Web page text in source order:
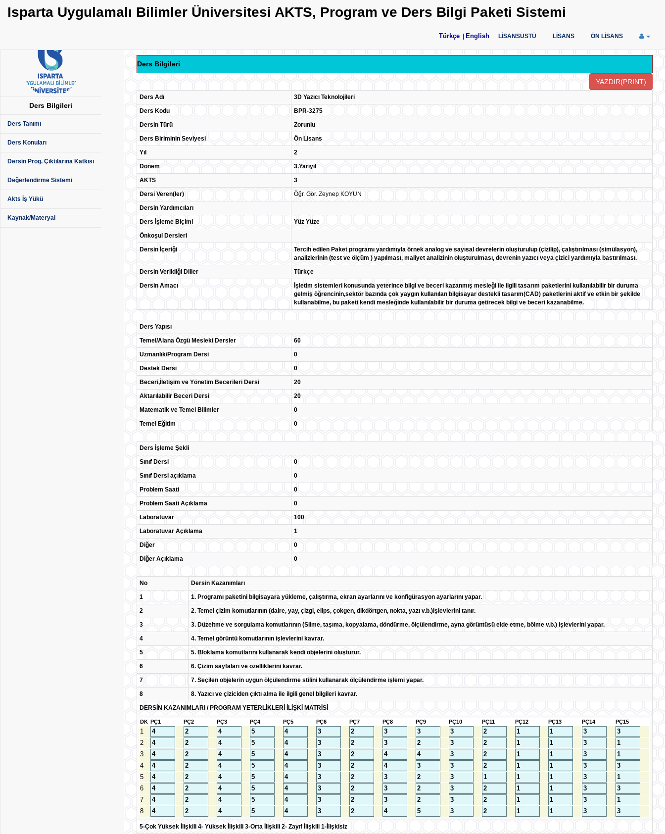
Isparta Uygulamalı Bilimler Üniversitesi AKTS, Program ve Ders Bilgi Paketi Sistemi
Türkçe English LİSANSÜSTÜ LİSANS ÖN LİSANS
Ders Bilgileri
Ders Tanımı
Ders Konuları
Dersin Prog. Çıktılarına Katkısı
Değerlendirme Sistemi
Akts İş Yükü
Kaynak/Materyal
Ders Bilgileri
Ders Adı
3D Yazıcı Teknolojileri
Ders Kodu
BPR-3275
Dersin Türü
Zorunlu
Ders Biriminin Seviyesi
Ön Lisans
Yıl
2
Dönem
3.Yarıyıl
AKTS
3
Dersi Veren(ler)
Öğr. Gör. Zeynep KOYUN
Dersin Yardımcıları
Ders İşleme Biçimi
Yüz Yüze
Önkoşul Dersleri
Dersin İçeriği
Tercih edilen Paket programı yardımıyla örnek analog ve sayısal devrelerin oluşturulup (çizilip), çalıştırılması (simülasyon),
analizlerinin (test ve ölçüm ) yapılması, maliyet analizinin oluşturulması, devrenin yazıcı veya çizici yardımıyla bastırılması.
Dersin Verildiği Diller
Türkçe
Dersin Amacı
İşletim sistemleri konusunda yeterince bilgi ve beceri kazanmış mesleği ile ilgili tasarım paketlerini kullanılabilir bir duruma
gelmiş öğrencinin,sektör bazında çok yaygın kullanılan bilgisayar destekli tasarım(CAD) paketlerini aktif ve etkin bir şekilde
kullanabilme, bu paketi kendi mesleğinde kullanılabilir bir duruma getirecek bilgi ve beceri kazanabilme.
Ders Yapısı
Temel/Alana Özgü Mesleki Dersler
60
Uzmanlık/Program Dersi
0
Destek Dersi
0
Beceri,İletişim ve Yönetim Becerileri Dersi
20
Aktarılabilir Beceri Dersi
20
Matematik ve Temel Bilimler
0
Temel Eğitim
0
Ders İşleme Şekli
Sınıf Dersi
0
Sınıf Dersi açıklama
0
Problem Saati
0
Problem Saati Açıklama
0
Laboratuvar
100
Laboratuvar Açıklama
1
Diğer
0
Diğer Açıklama
0
No
Dersin Kazanımları
1
1. Programı paketini bilgisayara yükleme, çalıştırma, ekran ayarlarını ve konfigürasyon ayarlarını yapar.
2
2. Temel çizim komutlarının (daire, yay, çizgi, elips, çokgen, dikdörtgen, nokta, yazı v.b.)işlevlerini tanır.
3
3. Düzeltme ve sorgulama komutlarının (Silme, taşıma, kopyalama, döndürme, ölçülendirme, ayna görüntüsü elde etme, bölme v.b.) işlevlerini yapar.
4
4. Temel görüntü komutlarının işlevlerini kavrar.
5
5. Bloklama komutlarını kullanarak kendi objelerini oluşturur.
6
6. Çizim sayfaları ve özelliklerini kavrar.
7
7. Seçilen objelerin uygun ölçülendirme stilini kullanarak ölçülendirme işlemi yapar.
8
8. Yazıcı ve çiziciden çıktı alma ile ilgili genel bilgileri kavrar.
DERSİN KAZANIMLARI / PROGRAM YETERLİKLERİ İLİŞKİ MATRİSİ
DK PÇ1 PÇ2 PÇ3 PÇ4 PÇ5 PÇ6 PÇ7 PÇ8 PÇ9 PÇ10 PÇ11 PÇ12 PÇ13 PÇ14 PÇ15
1
2
3
4
5
6
7
8
5-Çok Yüksek İlişkili 4- Yüksek İlişkili 3-Orta İlişkili 2- Zayıf İlişkili 1-İlişkisiz